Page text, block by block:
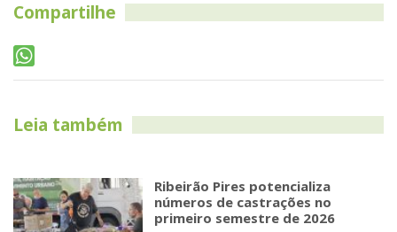
Compartilhe
Leia também
Ribeirão Pires potencializa
números de castrações no
primeiro semestre de 2026